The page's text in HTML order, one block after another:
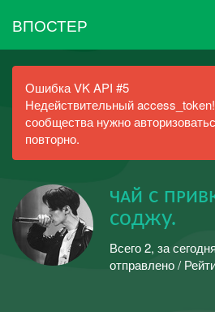
ВПОСТЕР
Ошибка VK API #5
Недействительный
сообщества нужно
повторно.
чᴀй с
соджу.
Всего 2, за
отправлено /